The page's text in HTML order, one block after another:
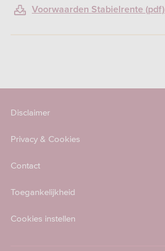
Voorwaarden Stabielrente (pdf)
Disclaimer
Privacy & Cookies
Contact
Toegankelijkheid
Cookies instellen